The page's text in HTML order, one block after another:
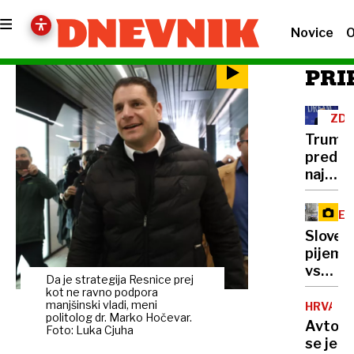
Novice
Da je strategija Resnice prej
kot ne ravno podpora
manjšinski vladi, meni
politolog dr. Marko Hočevar.
Foto: Luka Cjuha
ZDA
Trump
pred
so
nizke
pijemo
vse
manj
mleka,
pa
se je